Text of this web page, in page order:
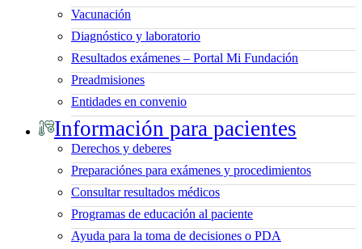
Vacunación
Diagnóstico y laboratorio
Resultados exámenes – Portal Mi Fundación
Preadmisiones
Entidades en convenio
Información para pacientes
Derechos y deberes
Preparaciónes para exámenes y procedimientos
Consultar resultados médicos
Programas de educación al paciente
Ayuda para la toma de decisiones o PDA